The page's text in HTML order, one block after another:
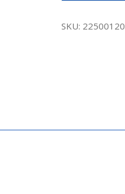
32Mm
SKU: 22500120